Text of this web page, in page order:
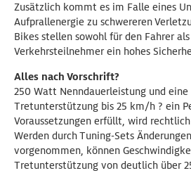
Zusätzlich kommt es im Falle eines
Aufprallenergie zu schwereren
Bikes stellen sowohl für den Fahrer
Verkehrsteilnehmer ein hohes
Alles nach Vorschrift?
250 Watt Nenndauerleistung und
Tretunterstützung bis 25 km/h ? ein
Voraussetzungen erfüllt, wird
Werden durch Tuning-Sets
vorgenommen, können
Tretunterstützung von deutlich über